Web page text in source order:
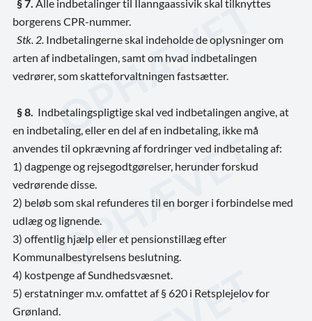
§ 7. Alle indbetalinger til Ilanngaassivik skal tilknyttes
borgerens CPR-nummer.
Stk. 2. Indbetalingerne skal indeholde de oplysninger om
arten af indbetalingen, samt om hvad indbetalingen
vedrører, som skatteforvaltningen fastsætter.
§ 8. Indbetalingspligtige skal ved indbetalingen angive, at
en indbetaling, eller en del af en indbetaling, ikke må
anvendes til opkrævning af fordringer ved indbetaling af:
1) dagpenge og rejsegodtgørelser, herunder forskud
vedrørende disse.
2) beløb som skal refunderes til en borger i forbindelse med
udlæg og lignende.
3) offentlig hjælp eller et pensionstillæg efter
Kommunalbestyrelsens beslutning.
4) kostpenge af Sundhedsvæsnet.
5) erstatninger m.v. omfattet af § 620 i Retsplejelov for
Grønland.